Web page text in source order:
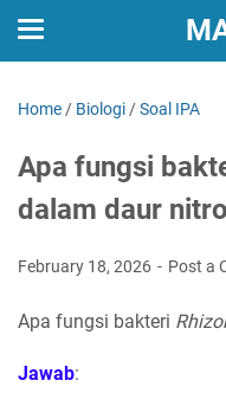
Home / Biologi /Soal IPA
Apa fungsi
dalam daur
February 18, 2026 Post a
Apa fungsi bakteri
Jawab: